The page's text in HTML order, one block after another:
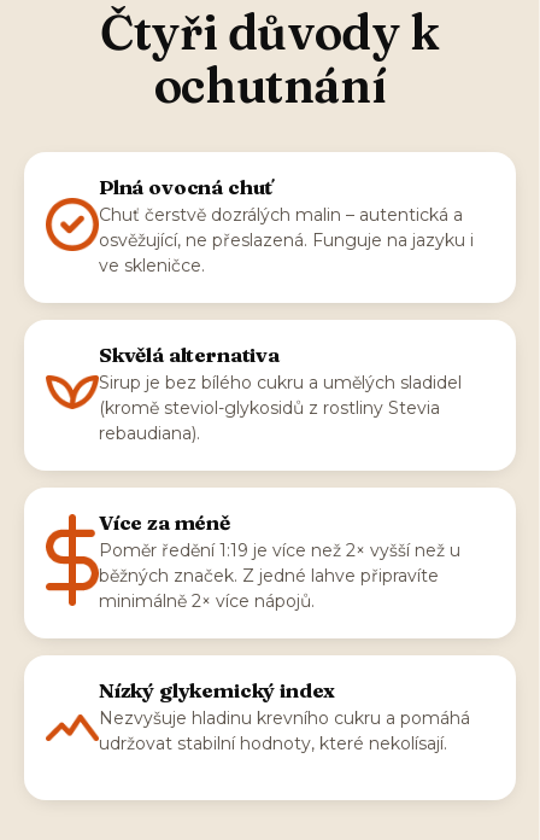
Čtyři důvody k
ochutnání
Plná ovocná chuť
Chuť čerstvě dozrálých malin – autentická a
osvěžující, ne přeslazená. Funguje na jazyku i
ve skleničce.
Skvělá alternativa
Sirup je bez bílého cukru a umělých sladidel
(kromě steviol-glykosidů z rostliny Stevia
rebaudiana).
Více za méně
Poměr ředění 1:19 je více než 2× vyšší než u
běžných značek. Z jedné lahve připravíte
minimálně 2× více nápojů.
Nízký glykemický index
Nezvyšuje hladinu krevního cukru a pomáhá
udržovat stabilní hodnoty, které nekolísají.